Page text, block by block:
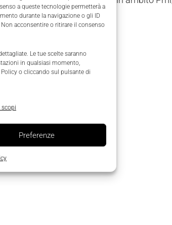
a queste tecnologie permetterà a
durante la navigazione o gli ID
acconsentire o ritirare il consenso
Le tue scelte saranno
in qualsiasi momento,
o cliccando sul pulsante di
scopi
Preferenze